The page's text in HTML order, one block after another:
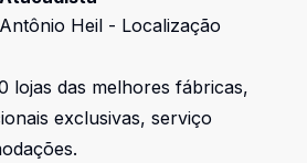
Heil - Localização
lojas das melhores fábricas,
exclusivas, serviço